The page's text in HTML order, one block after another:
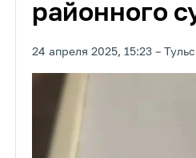
районного
24 апреля 2025, 15:23